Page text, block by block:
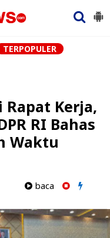
TERPOPULER
Kerja,
RI Bahas
Waktu
baca